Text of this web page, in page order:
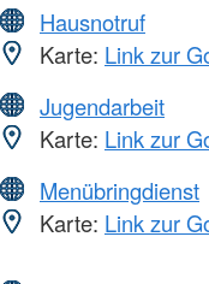
Hausnotruf
Karte: Link zur
Jugendarbeit
Karte: Link zur
Menübringdienst
Karte: Link zur